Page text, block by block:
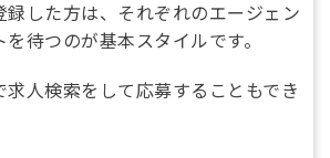
録した方は、それぞれのエージェン
待つのが基本スタイルです。
人検索をして応募することもでき